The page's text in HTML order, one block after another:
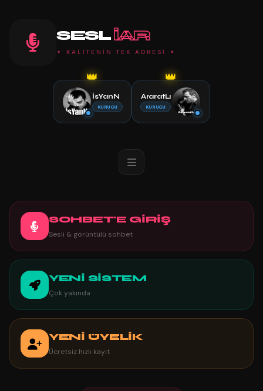
SESL IAR
✦ KALİTENİN TEK ADRESİ ✦
👑
İsYanN
KURUCU
👑
AraratLı
KURUCU
SOHBET'E GİRİŞ
Sesli & görüntülü sohbet
YENİ SİSTEM
Çok yakında
YENİ ÜYELİK
Ücretsiz hızlı kayıt